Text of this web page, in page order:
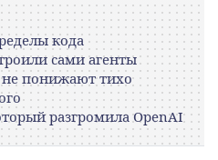
кода
сами агенты
не понижают тихо
разгромила OpenAI